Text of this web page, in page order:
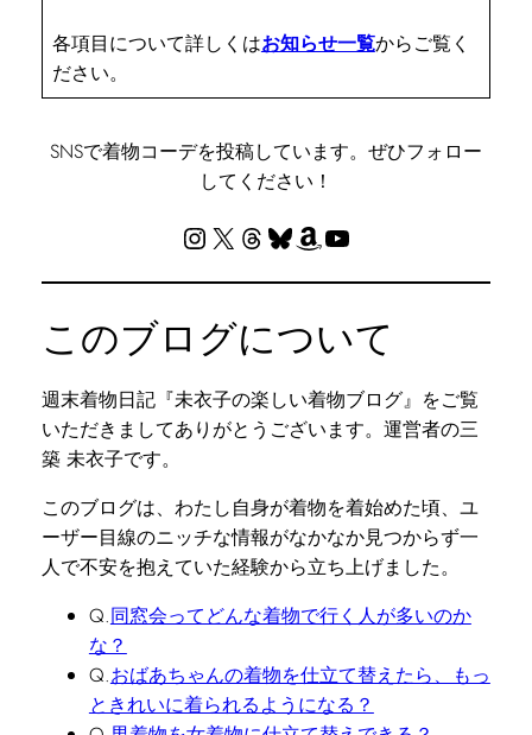
各項目について詳しくはお知らせ一覧からご覧く
ださい。
SNSで着物コーデを投稿しています。ぜひフォロー
してください！
Instagram
X Threads
Bluesky
Amazon
YouTube
このブログについて
週末着物日記『未衣子の楽しい着物ブログ』をご覧
いただきましてありがとうございます。運営者の三
築 未衣子です。
このブログは、わたし自身が着物を着始めた頃、ユ
ーザー目線のニッチな情報がなかなか見つからず一
人で不安を抱えていた経験から立ち上げました。
Q.同窓会ってどんな着物で行く人が多いのか
な？
Q.おばあちゃんの着物を仕立て替えたら、もっ
ときれいに着られるようになる？